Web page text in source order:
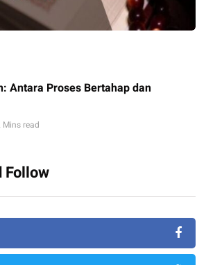
Antara Proses Bertahap dan
Mins read
Follow